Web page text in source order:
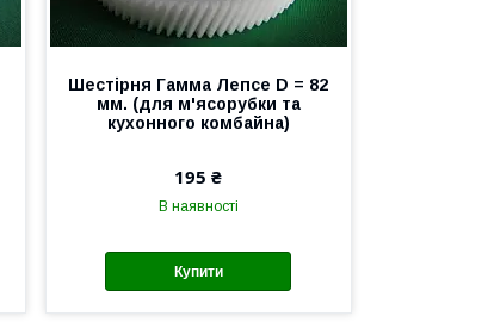
Шестірня Гамма Лепсе D = 82
мм. (для м'ясорубки та
кухонного комбайна)
195 ₴
В наявності
Купити